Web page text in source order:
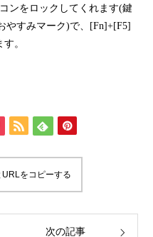
ンをロックしてくれます(鍵
やすみマーク)で、[Fn]+[F5]
。
をコピーする
次の記事